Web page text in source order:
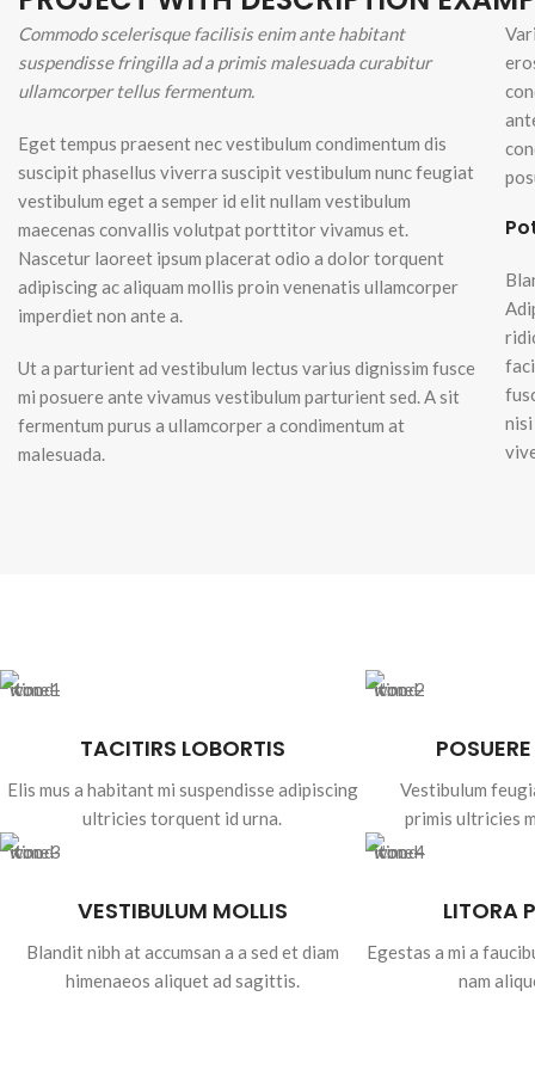
Commodo scelerisque facilisis enim ante habitant
suspendisse fringilla ad a primis malesuada curabitur
ullamcorper tellus fermentum.
Eget tempus praesent nec vestibulum condimentum dis
suscipit phasellus viverra suscipit vestibulum nunc feugiat
vestibulum eget a semper id elit nullam vestibulum
maecenas convallis volutpat porttitor vivamus et.
Nascetur laoreet ipsum placerat odio a dolor torquent
adipiscing ac aliquam mollis proin venenatis ullamcorper
imperdiet non ante a.
Ut a parturient ad vestibulum lectus varius dignissim fusce
mi posuere ante vivamus vestibulum parturient sed. A sit
fermentum purus a ullamcorper a condimentum at
malesuada.
TACITIRS LOBORTIS
Elis mus a habitant mi suspendisse adipiscing
ultricies torquent id urna.
VESTIBULUM MOLLIS
Blandit nibh at accumsan a a sed et diam
himenaeos aliquet ad sagittis.
Vestibulum
primis ultricies
LITORA
Egestas a mi a
nam